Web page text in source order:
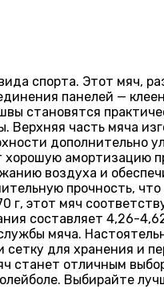
спорта. Этот мяч,
панелей —
становятся
Верхняя часть мяча
дополнительно
хорошую амортизацию
воздуха и
прочность,
г, этот мяч
составляет 4,26-
мяча.
для хранения и
станет отличным
Выбирайте